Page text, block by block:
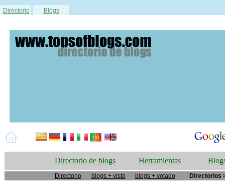
Directorio Blogs
Directorio de blogs Herramientas
Directorio blogs + visto blogs + votado Directorios